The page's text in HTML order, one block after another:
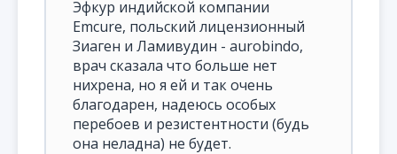
Эфкур индийской компании
Emcure, польский лицензионный
Зиаген и Ламивудин - aurobindo,
врач сказала что больше нет
нихрена, но я ей и так очень
благодарен, надеюсь особых
перебоев и резистентности (будь
она неладна) не будет.